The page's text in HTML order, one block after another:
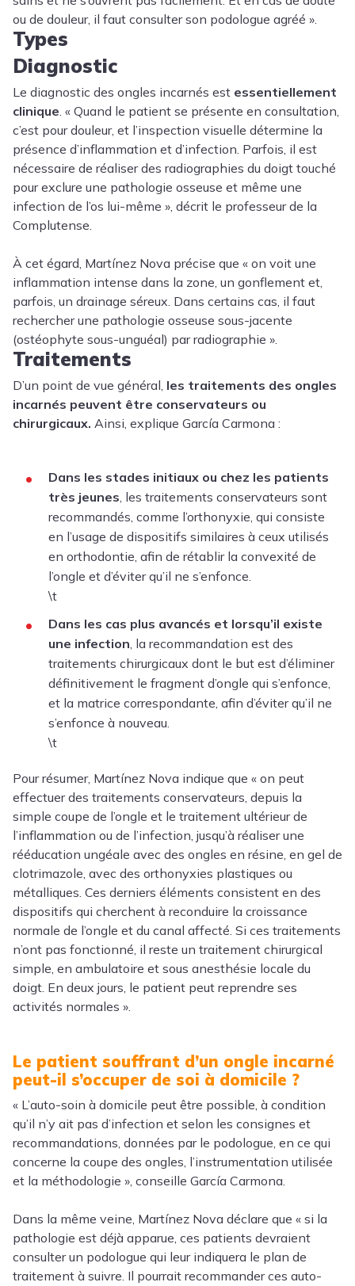
ou de douleur, il faut consulter son podologue agréé ».
Types
Diagnostic
Le diagnostic des ongles incarnés est essentiellement
clinique. « Quand le patient se présente en consultation,
c’est pour douleur, et l’inspection visuelle détermine la
présence d’inflammation et d’infection. Parfois, il est
nécessaire de réaliser des radiographies du doigt touché
pour exclure une pathologie osseuse et même une
infection de l’os lui-même », décrit le professeur de la
Complutense.
À cet égard, Martínez Nova précise que « on voit une
inflammation intense dans la zone, un gonflement et,
parfois, un drainage séreux. Dans certains cas, il faut
rechercher une pathologie osseuse sous-jacente
(ostéophyte sous-unguéal) par radiographie ».
Traitements
D’un point de vue général, les traitements des ongles
incarnés peuvent être conservateurs ou
chirurgicaux. Ainsi, explique García Carmona :
Dans les stades initiaux ou chez les patients
très jeunes, les traitements conservateurs sont
recommandés, comme l’orthonyxie, qui consiste
en l’usage de dispositifs similaires à ceux utilisés
en orthodontie, afin de rétablir la convexité de
l’ongle et d’éviter qu’il ne s’enfonce.
\t
Dans les cas plus avancés et lorsqu’il existe
une infection, la recommandation est des
traitements chirurgicaux dont le but est d’éliminer
définitivement le fragment d’ongle qui s’enfonce,
et la matrice correspondante, afin d’éviter qu’il ne
s’enfonce à nouveau.
\t
Pour résumer, Martínez Nova indique que « on peut
effectuer des traitements conservateurs, depuis la
simple coupe de l’ongle et le traitement ultérieur de
l’inflammation ou de l’infection, jusqu’à réaliser une
rééducation ungéale avec des ongles en résine, en gel de
clotrimazole, avec des orthonyxies plastiques ou
métalliques. Ces derniers éléments consistent en des
dispositifs qui cherchent à reconduire la croissance
normale de l’ongle et du canal affecté. Si ces traitements
n’ont pas fonctionné, il reste un traitement chirurgical
simple, en ambulatoire et sous anesthésie locale du
doigt. En deux jours, le patient peut reprendre ses
activités normales ».
Le patient souffrant d’un ongle incarné
peut-il s’occuper de soi à domicile ?
« L’auto-soin à domicile peut être possible, à condition
qu’il n’y ait pas d’infection et selon les consignes et
recommandations, données par le podologue, en ce qui
concerne la coupe des ongles, l’instrumentation utilisée
et la méthodologie », conseille García Carmona.
Dans la même veine, Martínez Nova déclare que « si la
pathologie est déjà apparue, ces patients devraient
consulter un podologue qui leur indiquera le plan de
traitement à suivre. Il pourrait recommander ces auto-